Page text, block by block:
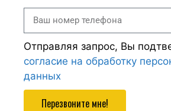
Отправляя запрос, Вы
согласие на обработку
данных
Перезвоните мне!